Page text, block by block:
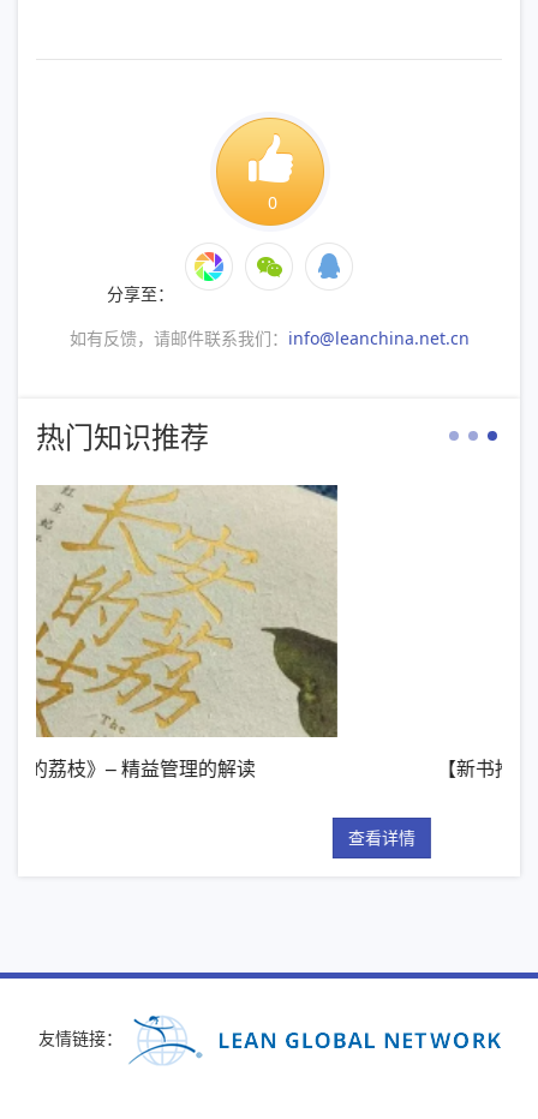
0
分享至：
如有反馈，请邮件联系我们： info@leanchina.net.cn
热门知识推荐
【新书推荐】丰田模式的14项管理原则
友情链接：